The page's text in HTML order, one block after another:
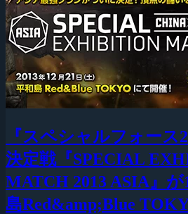
『スペシャルフォー
決定戦『SPECIAL
MATCH 2013 ASIA』が
島Red&amp;Blue